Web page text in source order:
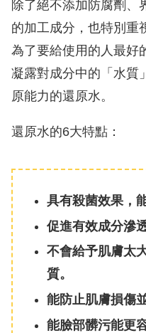
除了絕不添加防腐劑、
的加工成分，也特別重
為了要給使用的人最好
凝露對成分中的「水質
原能力的還原水。
還原水的6大特點：
具有殺菌效果，
促進有效成分滲
不會給予肌膚太
質。
能防止肌膚損傷
能臉部髒污能更